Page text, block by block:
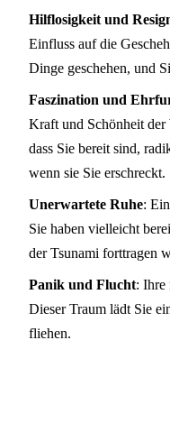
Hilflosigkeit und
Einfluss auf die
Dinge geschehen, und
Faszination und
Kraft und Schönheit der
dass Sie bereit sind,
wenn sie Sie erschreckt.
Unerwartete Ruhe:
Sie haben vielleicht
der Tsunami forttragen
Panik und Flucht: Ihre
Dieser Traum lädt Sie
fliehen.